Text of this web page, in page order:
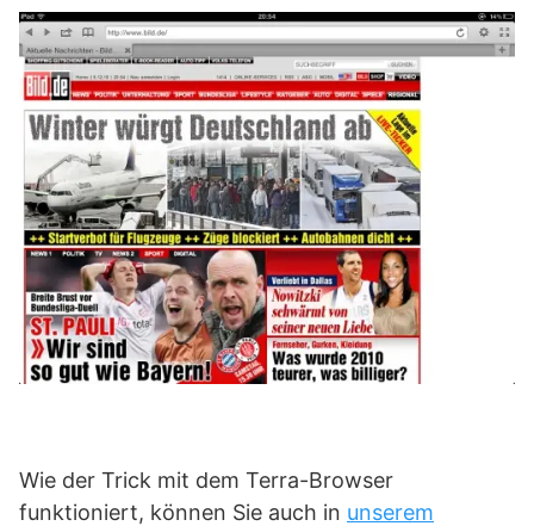
Wie der Trick mit dem Terra-Browser
funktioniert, können Sie auch in unserem